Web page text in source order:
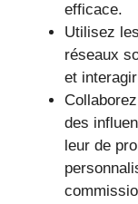
efficace.
Utilisez
réseaux
et
des
leur de